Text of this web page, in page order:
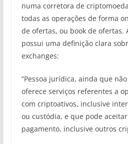
numa corretora de
todas as operações de forma
de ofertas, ou book de ofertas.
possui uma definição clara
exchanges:
“Pessoa jurídica, ainda que
oferece serviços referentes a
com criptoativos, inclusive
ou custódia, e que pode
pagamento, inclusive outros